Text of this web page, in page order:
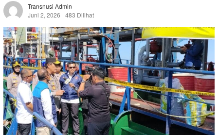
Transnusi Admin
Juni 2, 2026
483 Dilihat